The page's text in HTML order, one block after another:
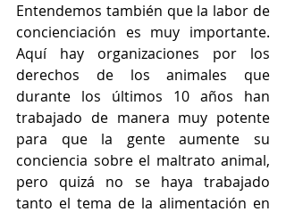
Entendemos también que la labor de
concienciación es muy importante.
Aquí hay organizaciones por los
derechos de los animales que
durante los últimos 10 años han
trabajado de manera muy potente
para que la gente aumente su
conciencia sobre el maltrato animal,
pero quizá no se haya trabajado
tanto el tema de la alimentación en